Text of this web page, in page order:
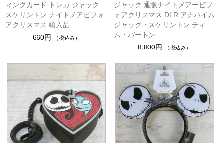
ィングカード トレカ ジャック
スケリントン ナイトメアビフォ
アクリスマス 輸入品
660円
（税込み）
ジャック 通販ナイトメアービフ
ォアクリスマス DLR アナハイム
ジャック・スケリントン ティ
ム・バートン
8,800円
（税込み）